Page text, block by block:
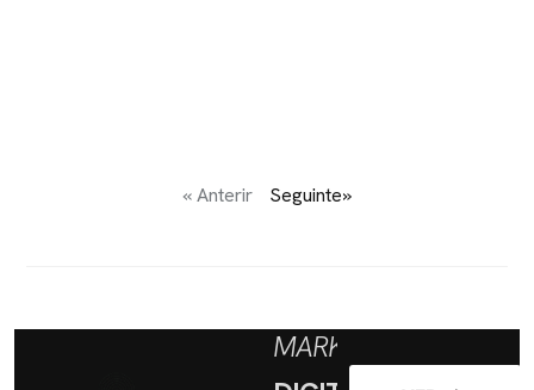
« Anterir Seguinte»
MARKETING